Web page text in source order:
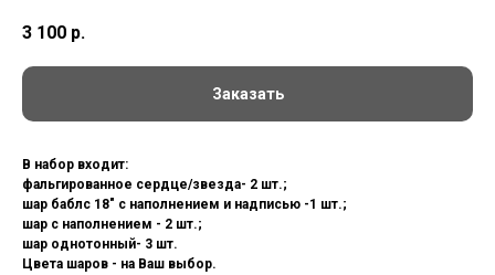
3 100 р.
Заказать
В набор входит:
фальгированное сердце/звезда- 2 шт.;
шар баблс 18" с наполнением и надписью -1 шт.;
шар с наполнением - 2 шт.;
шар однотонный- 3 шт.
Цвета шаров - на Ваш выбор.